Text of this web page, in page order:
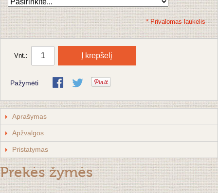
* Privalomas laukelis
Vnt.: Į krepšelį
Pažymėti
Aprašymas
Apžvalgos
Pristatymas
Prekės žymės